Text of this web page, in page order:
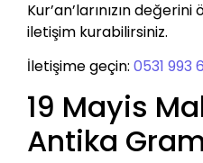
Kur’an’larınızın
iletişim kurabilirsiniz.
İletişime geçin: 0531 993
19 Mayis
Antika